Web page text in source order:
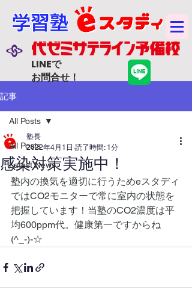
学習塾
LINEで
お問合せ！
記事
All Posts
Latest News
All Posts
感染対策実施中！
塾長
2022年4月1日 読了時間: 1分
塾内の換気を適切に行うためeスタディ
ではCO2モニターで常に室内の状態を
把握しています！当塾のCO2濃度は平
均600ppm代。健康第一ですからね
(^_-)-☆